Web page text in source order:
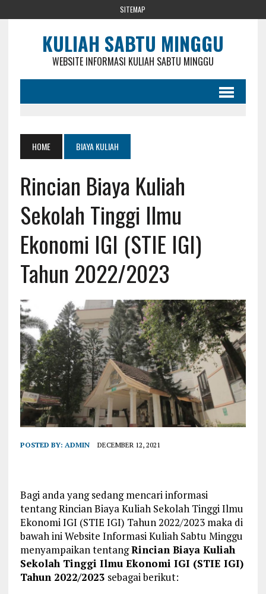
SITEMAP
KULIAH SABTU MINGGU
WEBSITE INFORMASI KULIAH SABTU MINGGU
HOME BIAYA KULIAH
Rincian Biaya Kuliah
Sekolah Tinggi Ilmu
Ekonomi IGI (STIE IGI)
Tahun 2022/2023
POSTED BY: ADMIN DECEMBER 12, 2021
Bagi anda yang sedang mencari informasi
tentang Rincian Biaya Kuliah Sekolah Tinggi Ilmu
Ekonomi IGI (STIE IGI) Tahun 2022/2023 maka di
bawah ini Website Informasi Kuliah Sabtu Minggu
menyampaikan tentangRincian Biaya Kuliah
Sekolah Tinggi Ilmu Ekonomi IGI (STIE IGI)
Tahun 2022/2023 sebagai berikut: